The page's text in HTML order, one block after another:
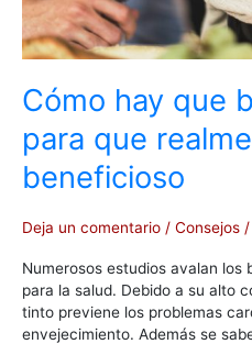
Cómo hay que
para que
beneficioso
Deja un comentario / Consejos /
Numerosos estudios avalan
para la salud. Debido a su alto
tinto previene los problemas
envejecimiento. Además se